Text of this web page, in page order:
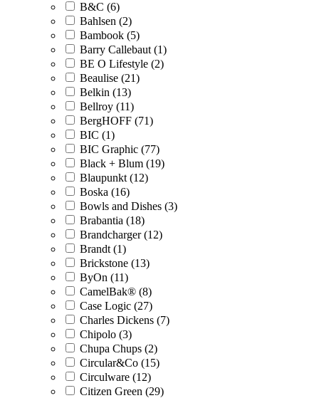
B&C (6)
Bahlsen (2)
Bambook (5)
Barry Callebaut (1)
BE O Lifestyle (2)
Beaulise (21)
Belkin (13)
Bellroy (11)
BergHOFF (71)
BIC (1)
BIC Graphic (77)
Black + Blum (19)
Blaupunkt (12)
Boska (16)
Bowls and Dishes (3)
Brabantia (18)
Brandcharger (12)
Brandt (1)
Brickstone (13)
ByOn (11)
CamelBak® (8)
Case Logic (27)
Charles Dickens (7)
Chipolo (3)
Chupa Chups (2)
Circular&Co (15)
Circulware (12)
Citizen Green (29)